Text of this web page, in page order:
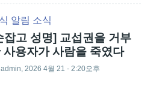
알림 소식
잡고 성명] 교섭권을 거부
사용자가 사람을 죽였다
admin, 2026 4월 21 - 2:20오후